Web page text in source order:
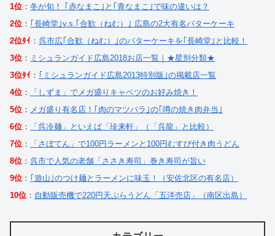
1位 ： 冬が旬！ ｢赤なまこ｣と｢青なまこ｣で味の違いは？
2位 ： ｢長崎堂｣v.s.｢合歓（ねむ）｣ 広島の2大有名バターケーキ
2位ﾀｲ ： 呉市広｢合歓（ねむ）｣のバターケーキを｢長崎堂｣と比較！
3位 ： ミシュランガイド広島2018お店一覧｜★星別分類★
3位ﾀｲ ： ｢ミシュランガイド広島2013特別版｣の掲載店一覧
4位 ：
「しずま」でメガ盛りキャベツのお好み焼き！
5位 ： メガ盛り有名店！｢肉のマツバラ｣の｢噂の焼き肉弁当｣
6位 ：
「呉冷麺」といえば「珍来軒」（「呉龍」と比較）
7位 ：
「さぼてん」で100円ラーメンと100円むすび付き肉うどん
8位 ： 呉市で人気の老舗「ささき寿司」巻き寿司が旨い
9位 ： ｢遊山｣のつけ麺とラーメンに味玉！（安佐北区の有名店）
10位 ： 自動販売機で220円天ぷらうどん「五洋売店」（南区出島）